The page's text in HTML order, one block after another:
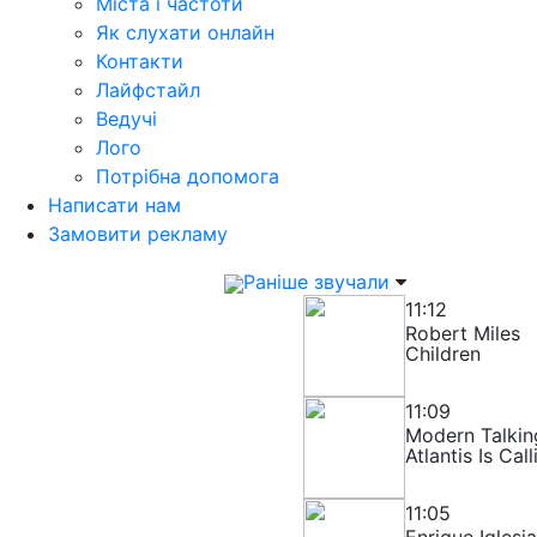
Як слухати онлайн
Контакти
Лайфстайл
Ведучі
Лого
Потрібна допомога
Написати нам
Замовити рекламу
Раніше звучали
11:12
Robert Miles
Children
11:09
Modern
Atlantis Is
11:05